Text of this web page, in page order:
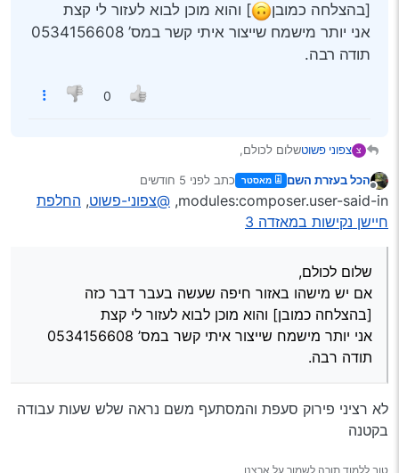
[בהצלחה כמובן
] והוא מוכן לבוא לעזור לי קצת
אני יותר מישמח שייצור איתי קשר במס’ 0534156608
תודה רבה.
0
צ צפוני פשוטשלום לכולם,
[בהצלחה כמובן
] והוא מוכן לבוא לעזור לי קצת
אני יותר מישמח שייצור איתי קשר במס’ 0534156608
תודה רבה.
מנותק
הכל בעזרת השם מאסטר כתב לפני 5 חודשים
נערך לאחרונה על ידי
modules:composer.user-said-in, @צפוני-פשוט, החלפת
חיישן נקישות במאזדה 3
שלום לכולם,
אם יש מישהו באזור חיפה שעשה בעבר דבר כזה
[בהצלחה כמובן] והוא מוכן לבוא לעזור לי קצת
אני יותר מישמח שייצור איתי קשר במס’ 0534156608
תודה רבה.
לא רציני פירוק סעפת והמסתעף משם נראה שלש שעות עבודה
בקטנה
טוב ללמוד תורה לשמור על ארצנו